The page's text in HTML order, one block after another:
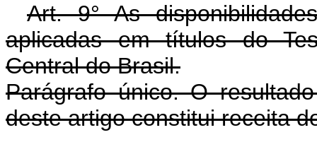
Art. 9° As
aplicadas em títulos do
Central do Brasil.
Parágrafo único. O
deste artigo constitui receita